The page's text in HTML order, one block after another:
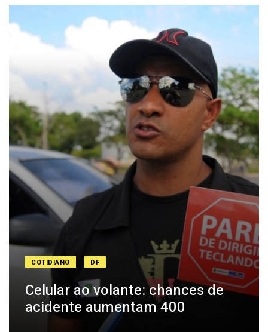
COTIDIANO DF
Celular ao volante: chances de
acidente aumentam 400